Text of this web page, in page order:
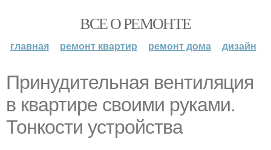
ВСЕ О РЕМОНТЕ
главная ремонт квартир ремонт дома дизайн
Принудительная вентиляция
в квартире своими руками.
Тонкости устройства